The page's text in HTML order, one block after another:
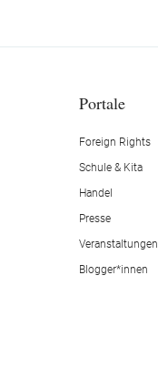
Portale
Foreign Rights
Schule & Kita
Handel
Presse
Veranstaltungen
Blogger*innen